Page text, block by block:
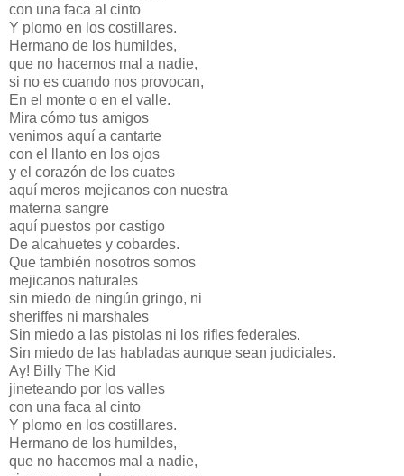
con una faca al cinto
Y plomo en los costillares.
Hermano de los humildes,
que no hacemos mal a nadie,
si no es cuando nos provocan,
En el monte o en el valle.
Mira cómo tus amigos
venimos aquí a cantarte
con el llanto en los ojos
y el corazón de los cuates
aquí meros mejicanos con nuestra
materna sangre
aquí puestos por castigo
De alcahuetes y cobardes.
Que también nosotros somos
mejicanos naturales
sin miedo de ningún gringo, ni
sheriffes ni marshales
Sin miedo a las pistolas ni los rifles federales.
Sin miedo de las habladas aunque sean judiciales.
Ay! Billy The Kid
jineteando por los valles
con una faca al cinto
Y plomo en los costillares.
Hermano de los humildes,
que no hacemos mal a nadie,